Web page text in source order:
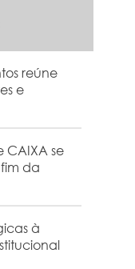
reúne
e
CAIXA se
da
à